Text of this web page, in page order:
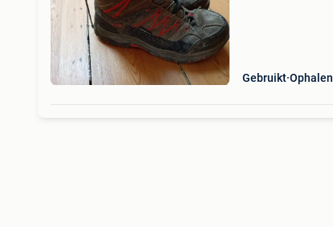
Gebruikt Ophalen